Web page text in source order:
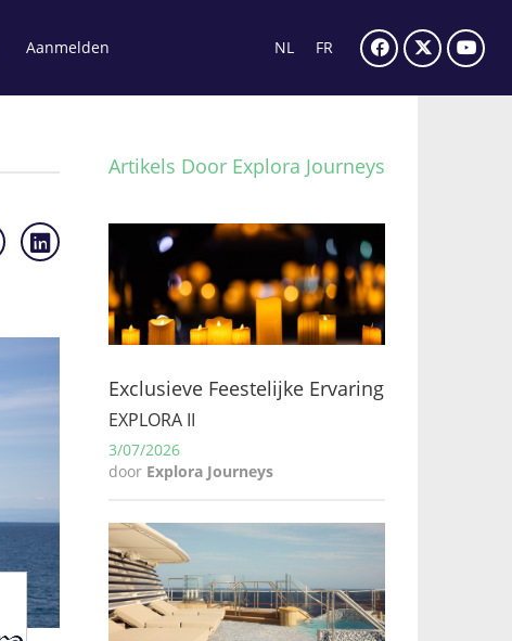
Aanmelden NL FR
Artikels Door Explora Journeys
Exclusieve Feestelijke Ervaring
EXPLORA II
3/07/2026
door Explora Journeys